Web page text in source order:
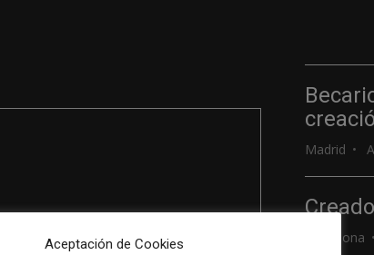
Madrid
Barcelona
Aceptación de Cookies